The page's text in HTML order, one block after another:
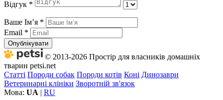
Відгук *
Ваше Імʼя *
Email *
Опублікувати
© 2013-2026 Простір для власників домашніх
тварин petsi.net
Статті Породи собак Породи котів Коні Динозаври
Ветеринарні клініки Зворотній зв'язок
Мова: UA | RU